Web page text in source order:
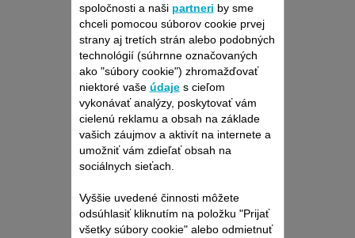
Produkt uz viac nieje k
dispozícií
spoločnosti a naši partneri by sme
chceli pomocou súborov cookie prvej
strany aj tretích strán alebo podobných
technológií (súhrnne označovaných
ako "súbory cookie") zhromažďovať
niektoré vaše údajes cieľom
vykonávať analýzy, poskytovať vám
cielenú reklamu a obsah na základe
vašich záujmov a aktivít na internete a
umožniť vám zdieľať obsah na
sociálnych sieťach.
Vyššie uvedené činnosti môžete
odsúhlasiť kliknutím na položku "Prijať
všetky súbory cookie" alebo odmietnuť